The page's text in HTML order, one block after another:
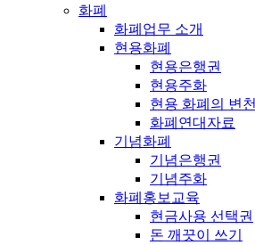
화폐
화폐업무 소개
현용화폐
현용은행권
현용주화
현용 화폐의 변천
화폐연대자료
기념화폐
기념은행권
기념주화
화폐홍보교육
현금사용 선택권
돈 깨끗이 쓰기